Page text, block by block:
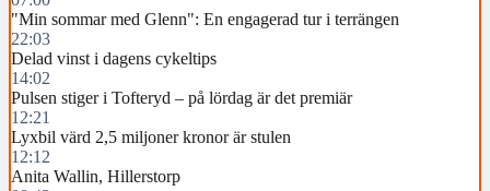
"Min sommar med Glenn": En engagerad tur i terrängen
22:03
Delad vinst i dagens cykeltips
14:02
Pulsen stiger i Tofteryd – på lördag är det premiär
12:21
Lyxbil värd 2,5 miljoner kronor är stulen
12:12
Anita Wallin, Hillerstorp